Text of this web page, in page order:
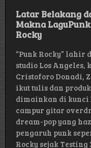
Latar Belakang
Makna
Rocky
“Punk Rocky” lahir
studio Los Angeles,
Cristoforo Donadi,
ikut tulis dan
dimainkan di kunci
campur gitar
dream-pop yang
pengaruh punk
Rocky sejak